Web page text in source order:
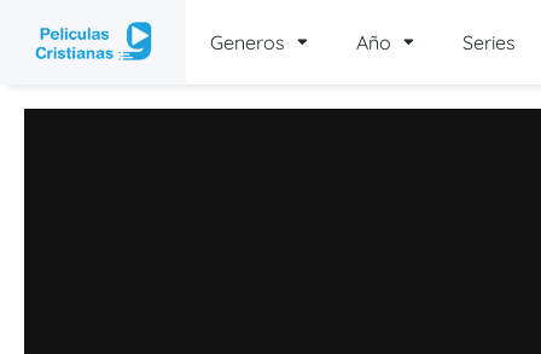
Generos Año Series